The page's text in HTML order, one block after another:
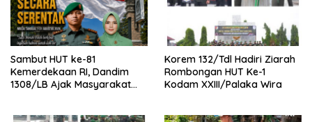
Sambut HUT ke-81
Kemerdekaan RI, Dandim
1308/LB Ajak Masyarakat
Korem 132/Tdl Hadiri Ziarah
Rombongan HUT Ke-1
Kodam XXIII/Palaka Wira